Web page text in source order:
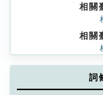
相關
相關
詞